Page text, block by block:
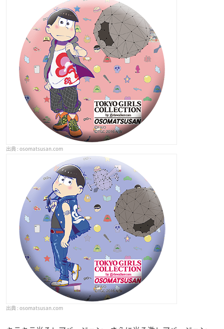
osomatsusan.com
osomatsusan.com